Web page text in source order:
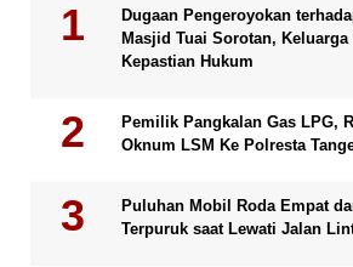
Dugaan Pengeroyokan
Masjid Tuai Sorotan, Keluarga
Kepastian Hukum
Pemilik Pangkalan Gas LPG,
Oknum LSM Ke Polresta
Puluhan Mobil Roda Empat
Terpuruk saat Lewati Jalan